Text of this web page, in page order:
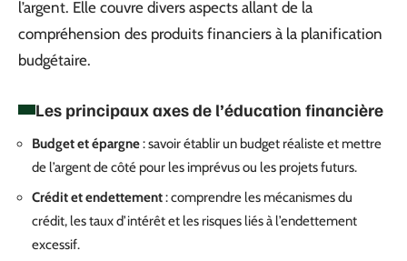
l’argent. Elle couvre divers aspects allant de la
compréhension des produits financiers à la planification
budgétaire.
Les principaux axes de l’éducation financière
Budget et épargne: savoir établir un budget réaliste et mettre
de l’argent de côté pour les imprévus ou les projets futurs.
Crédit et endettement: comprendre les mécanismes du
crédit, les taux d’intérêt et les risques liés à l’endettement
excessif.